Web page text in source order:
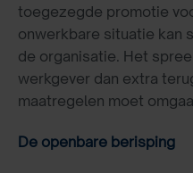
toegezegde promotie
onwerkbare situatie kan
de organisatie. Het
werkgever dan extra
maatregelen moet
De openbare berisping